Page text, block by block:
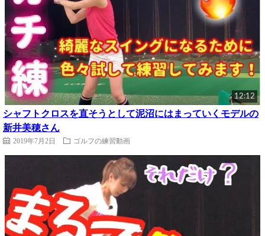
12:12
シャフトクロスを直そうとして泥沼にはまっていくモデルの
新井美穂さん
2019年7月2日 ゴルフの練習動画